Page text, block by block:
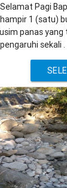
Pagi
1 (satu)
panas yang
sekali . . .